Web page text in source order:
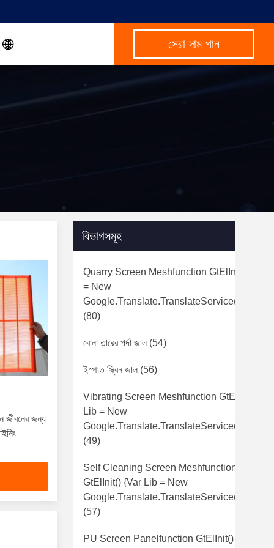
সেরা দাম পান
জীবনের জন্য
বিভাগসমূহ
Quarry Screen Meshfunction GtElInit() {var
= New
(80)
বোনা তারের পর্দা জাল (54)
ইস্পাত স্ক্রিন জাল (56)
Vibrating Screen Meshfunction GtElInit()
Lib = New
(49)
Self Cleaning Screen Meshfunction
GtElInit() {var Lib = New
Google.translate.TranslateService();lib.
(57)
PU Screen Panelfunction GtElInit() {var Lib